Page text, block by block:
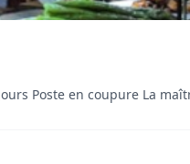
Poste : CDI – 42h/semaine sur 5 jours